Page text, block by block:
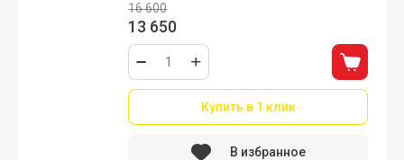
16 600
13 650
Купить в 1 клик
В избранное